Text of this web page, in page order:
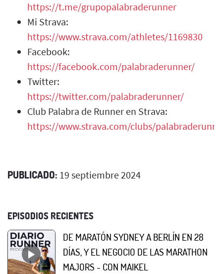
https://t.me/grupopalabraderunner
Mi Strava:
https://www.strava.com/athletes/1169830
Facebook:
https://facebook.com/palabraderunner/
Twitter:
https://twitter.com/palabraderunner/
Club Palabra de Runner en Strava:
https://www.strava.com/clubs/
PUBLICADO: 19 septiembre 2024
EPISODIOS RECIENTES
DE MARATÓN SYDNEY A BERLÍN EN 28
DÍAS, Y EL NEGOCIO DE LAS MARATHON
MAJORS - CON MAIKEL